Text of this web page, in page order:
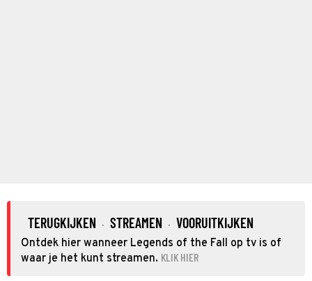
TERUGKIJKEN · STREAMEN · VOORUITKIJKEN
Ontdek hier wanneer Legends of the Fall op tv is of
waar je het kunt streamen. KLIK HIER